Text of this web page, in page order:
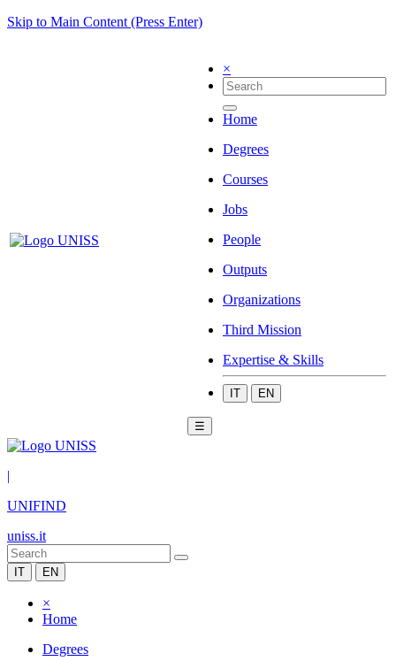
Skip to Main Content (Press Enter)
×
Home
Degrees
Courses
Jobs
People
Outputs
Organizations
Third Mission
Expertise & Skills
IT EN
☰
|
UNIFIND
uniss.it
IT EN
×
Home
Degrees